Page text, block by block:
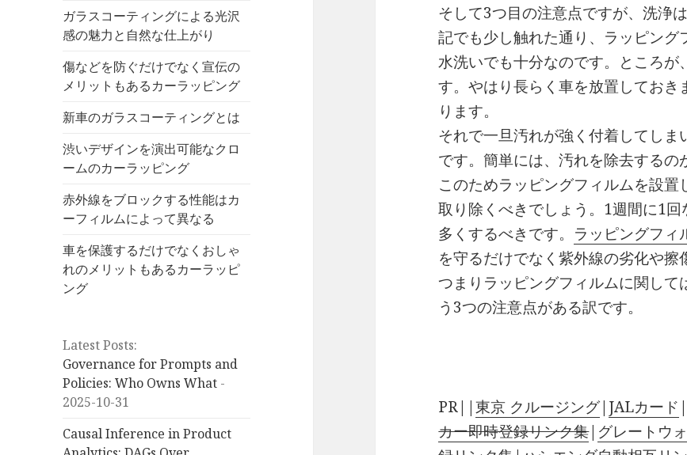
ガラスコーティングによる光沢
感の魅力と自然な仕上がり
傷などを防ぐだけでなく宣伝の
メリットもあるカーラッピング
新車のガラスコーティングとは
渋いデザインを演出可能なクロ
ームのカーラッピング
赤外線をブロックする性能はカ
ーフィルムによって異なる
車を保護するだけでなくおしゃ
れのメリットもあるカーラッピ
ング
Latest Posts:
Governance for Prompts and
Policies: Who Owns What -
2025-10-31
Causal Inference in Product
そして3つ目の注意点ですが、洗浄
記でも少し触れた通り、ラッピン
水洗いでも十分なのです。ところ
す。やはり長らく車を放置してお
ります。
それで一旦汚れが強く付着してし
です。簡単には、汚れを除去するの
このためラッピングフィルムを設
取り除くべきでしょう。1週間に1
多くするべきです。 ラッピングフィ
を守るだけでなく紫外線の劣化や擦
つまりラッピングフィルムに関し
う3つの注意点がある訳です。
PR||東京 クルージング| JALカード |
カー即時登録リンク集| グレートウ